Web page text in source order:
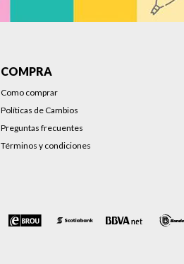
COMPRA
Como comprar
Políticas de Cambios
Preguntas frecuentes
Términos y condiciones